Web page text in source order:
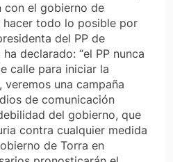
con el gobierno de
hacer todo lo posible por
del PP de
declarado: “el PP nunca
calle para iniciar la
veremos una campaña
de comunicación
del gobierno, que
contra cualquier medida
de Torra en